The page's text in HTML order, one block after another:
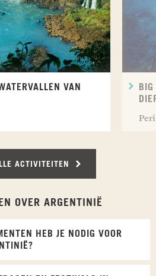
VAN
ACTIVITEITEN
OVER ARGENTINIË
HEB JE NODIG VOOR